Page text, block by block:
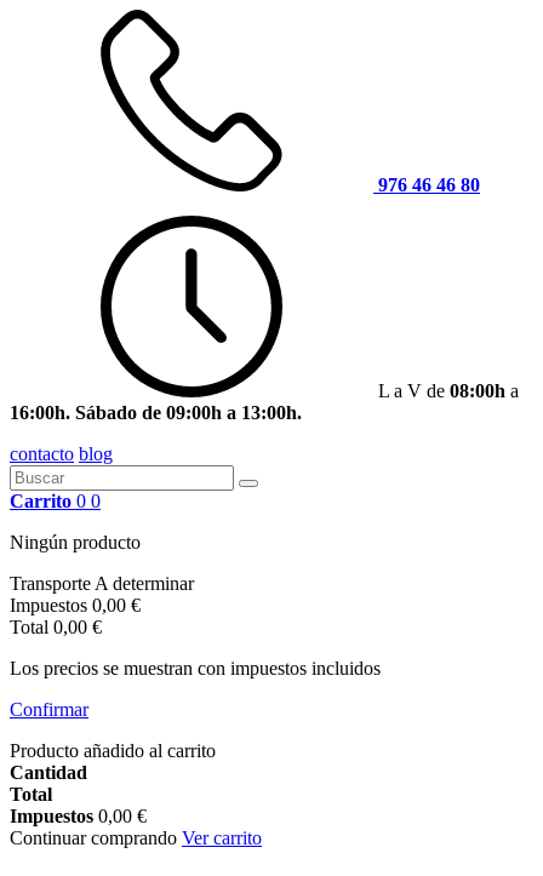
976 46 46 80
L a V de 08:00h a
16:00h. Sábado de 09:00h a 13:00h.
contacto blog
Carrito 0 0
Ningún producto
Transporte A determinar
Impuestos 0,00 €
Total 0,00 €
Los precios se muestran con impuestos incluidos
Confirmar
Producto añadido al carrito
Cantidad
Total
Impuestos 0,00 €
Continuar comprando Ver carrito